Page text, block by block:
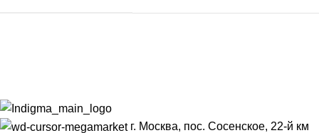
г. Москва, пос. Сосенское, 22-й км